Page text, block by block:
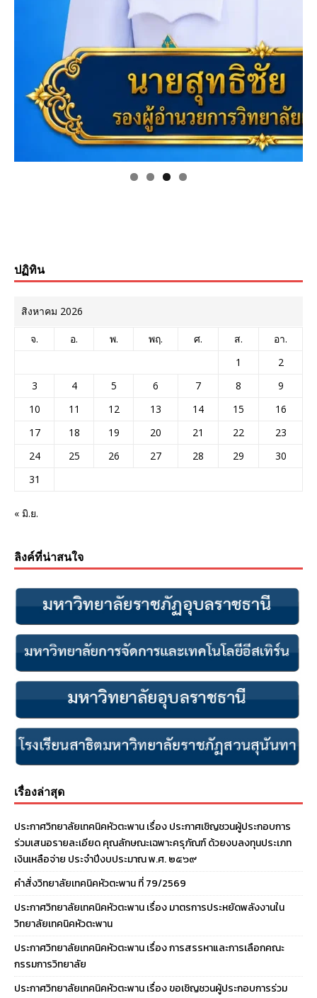
ปฏิทิน
สิงหาคม 2026
จ. อ. พ. พฤ. ศ. ส.
อา.
1
2
3
4 5 6 7 8
9
10
11 12 13 14 15
16
17
18 19 20 21 22
23
24
25 26 27 28 29
30
31
« มิ.ย.
ลิงค์ที่น่าสนใจ
เรื่องล่าสุด
ประกาศวิทยาลัยเทคนิคหัวตะพาน เรื่อง ประกาศเชิญชวนผู้ประกอบการ
ร่วมเสนอรายละเอียด คุณลักษณะเฉพาะครุภัณฑ์ ด้วยงบลงทุนประเภท
เงินเหลือจ่าย ประจําปีงบประมาณ พ.ศ. ๒๕๖๙
คำสั่งวิทยาลัยเทคนิคหัวตะพาน ที่ 79/2569
ประกาศวิทยาลัยเทคนิคหัวตะพาน เรื่อง มาตรการประหยัดพลังงานใน
วิทยาลัยเทคนิคหัวตะพาน
ประกาศวิทยาลัยเทคนิคหัวตะพาน เรื่อง การสรรหาและการเลือกคณะ
กรรมการวิทยาลัย
ประกาศวิทยาลัยเทคนิคหัวตะพาน เรื่อง ขอเชิญชวนผู้ประกอบการร่วม